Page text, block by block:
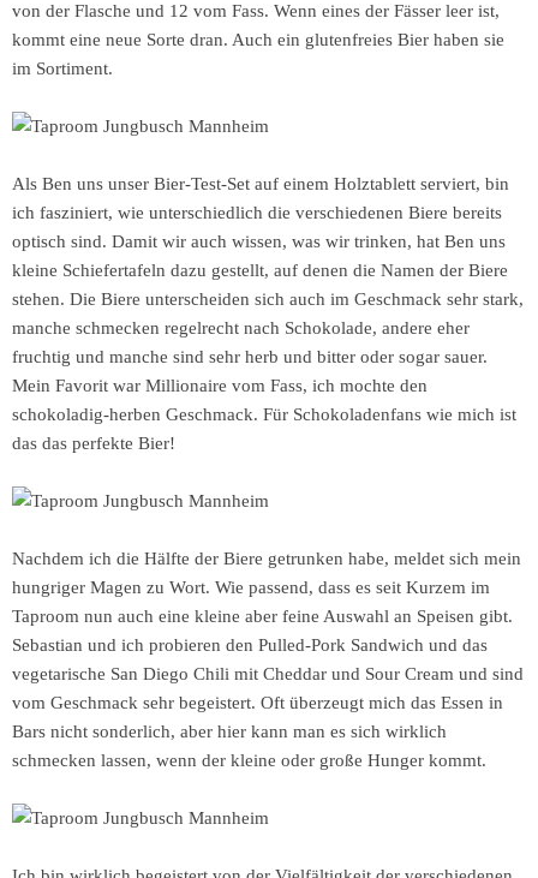
von der Flasche und 12 vom Fass. Wenn eines der Fässer leer ist,
kommt eine neue Sorte dran. Auch ein glutenfreies Bier haben sie
im Sortiment.
Als Ben uns unser Bier-Test-Set auf einem Holztablett serviert, bin
ich fasziniert, wie unterschiedlich die verschiedenen Biere bereits
optisch sind. Damit wir auch wissen, was wir trinken, hat Ben uns
kleine Schiefertafeln dazu gestellt, auf denen die Namen der Biere
stehen. Die Biere unterscheiden sich auch im Geschmack sehr stark,
manche schmecken regelrecht nach Schokolade, andere eher
fruchtig und manche sind sehr herb und bitter oder sogar sauer.
Mein Favorit war Millionaire vom Fass, ich mochte den
schokoladig-herben Geschmack. Für Schokoladenfans wie mich ist
das das perfekte Bier!
Nachdem ich die Hälfte der Biere getrunken habe, meldet sich mein
hungriger Magen zu Wort. Wie passend, dass es seit Kurzem im
Taproom nun auch eine kleine aber feine Auswahl an Speisen gibt.
Sebastian und ich probieren den Pulled-Pork Sandwich und das
vegetarische San Diego Chili mit Cheddar und Sour Cream und sind
vom Geschmack sehr begeistert. Oft überzeugt mich das Essen in
Bars nicht sonderlich, aber hier kann man es sich wirklich
schmecken lassen, wenn der kleine oder große Hunger kommt.